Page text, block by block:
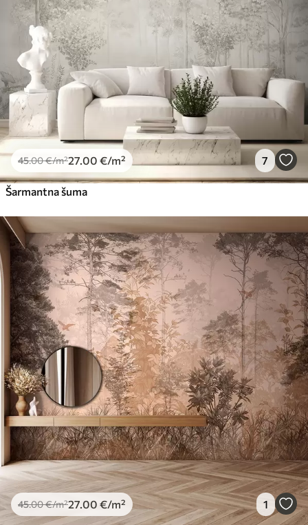
Premium vinil
66 .67 40.00 €/m²
Peel and Stick
81.67 49 /m²
45.00€/m²27 .00 €/m² 7
Šarmantna šuma
45.00€/m²27 .00 €/m² 1